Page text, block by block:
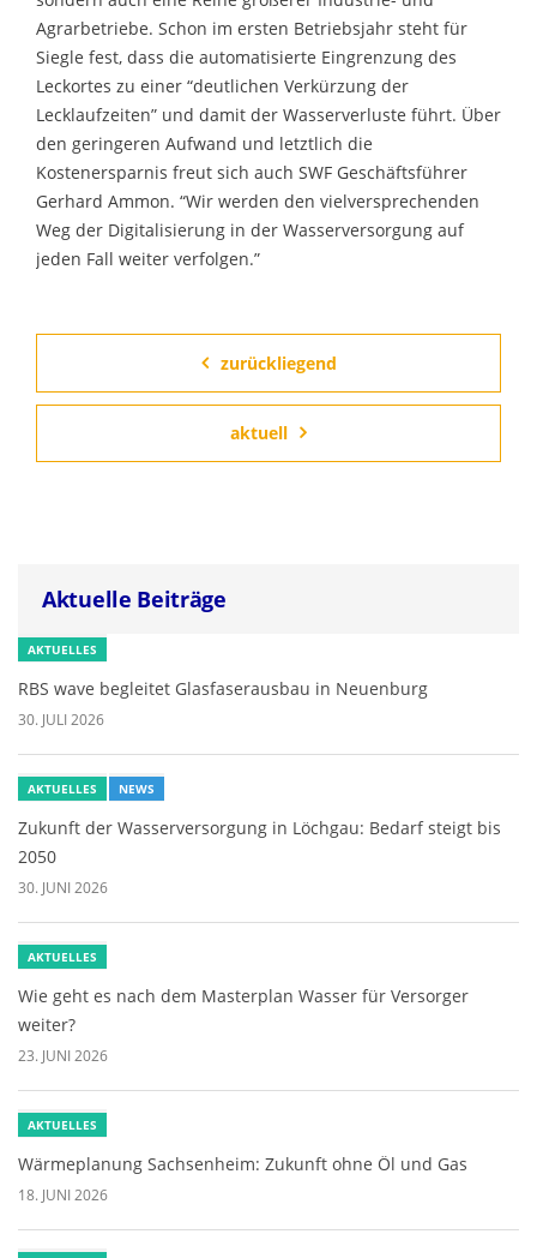
Agrarbetriebe. Schon im ersten Betriebsjahr steht für
Siegle fest, dass die automatisierte Eingrenzung des
Leckortes zu einer “deutlichen Verkürzung der
Lecklaufzeiten” und damit der Wasserverluste führt. Über
den geringeren Aufwand und letztlich die
Kostenersparnis freut sich auch SWF Geschäftsführer
Gerhard Ammon. “Wir werden den vielversprechenden
Weg der Digitalisierung in der Wasserversorgung auf
jeden Fall weiter verfolgen.”
zurückliegend
aktuell
Aktuelle Beiträge
AKTUELLES
RBS wave begleitet Glasfaserausbau in Neuenburg
30. JULI 2026
AKTUELLES NEWS
Zukunft der Wasserversorgung in Löchgau: Bedarf steigt bis
2050
30. JUNI 2026
AKTUELLES
Wie geht es nach dem Masterplan Wasser für Versorger
weiter?
23. JUNI 2026
AKTUELLES
Wärmeplanung Sachsenheim: Zukunft ohne Öl und Gas
18. JUNI 2026